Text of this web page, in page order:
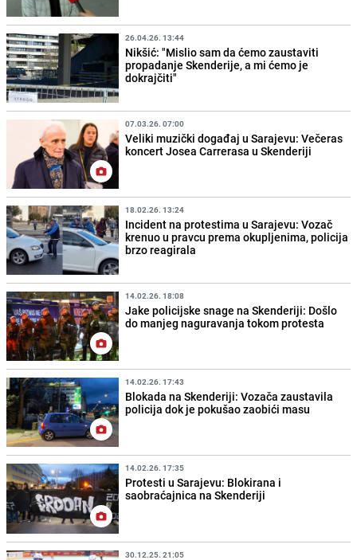
26.04.26. 13:44
Nikšić: "Mislio sam da ćemo zaustaviti
propadanje Skenderije, a mi ćemo je
dokrajčiti"
07.03.26. 07:00
Veliki muzički događaj u Sarajevu: Večeras
koncert Josea Carrerasa u Skenderiji
18.02.26. 13:24
Incident na protestima u Sarajevu: Vozač
krenuo u pravcu prema okupljenima, policija
brzo reagirala
14.02.26. 18:08
Jake policijske snage na Skenderiji: Došlo
do manjeg naguravanja tokom protesta
14.02.26. 17:43
Blokada na Skenderiji: Vozača zaustavila
policija dok je pokušao zaobići masu
14.02.26. 17:35
Protesti u Sarajevu: Blokirana i
saobraćajnica na Skenderiji
30.12.25. 21:05